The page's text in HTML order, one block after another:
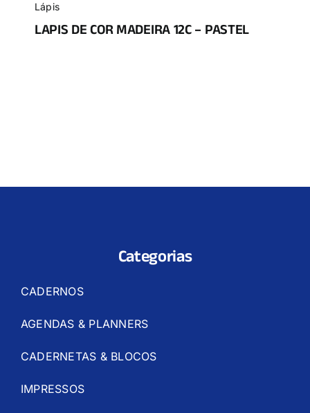
Lápis
LAPIS DE COR MADEIRA 12C – PASTEL
Categorias
CADERNOS
AGENDAS & PLANNERS
CADERNETAS & BLOCOS
IMPRESSOS